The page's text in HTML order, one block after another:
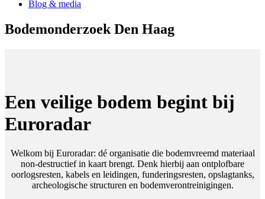
Blog & media
Bodemonderzoek Den Haag
Een veilige bodem begint bij
Euroradar
Welkom bij Euroradar: dé organisatie die bodemvreemd materiaal
non-destructief in kaart brengt. Denk hierbij aan ontplofbare
oorlogsresten, kabels en leidingen, funderingsresten, opslagtanks,
archeologische structuren en bodemverontreinigingen.